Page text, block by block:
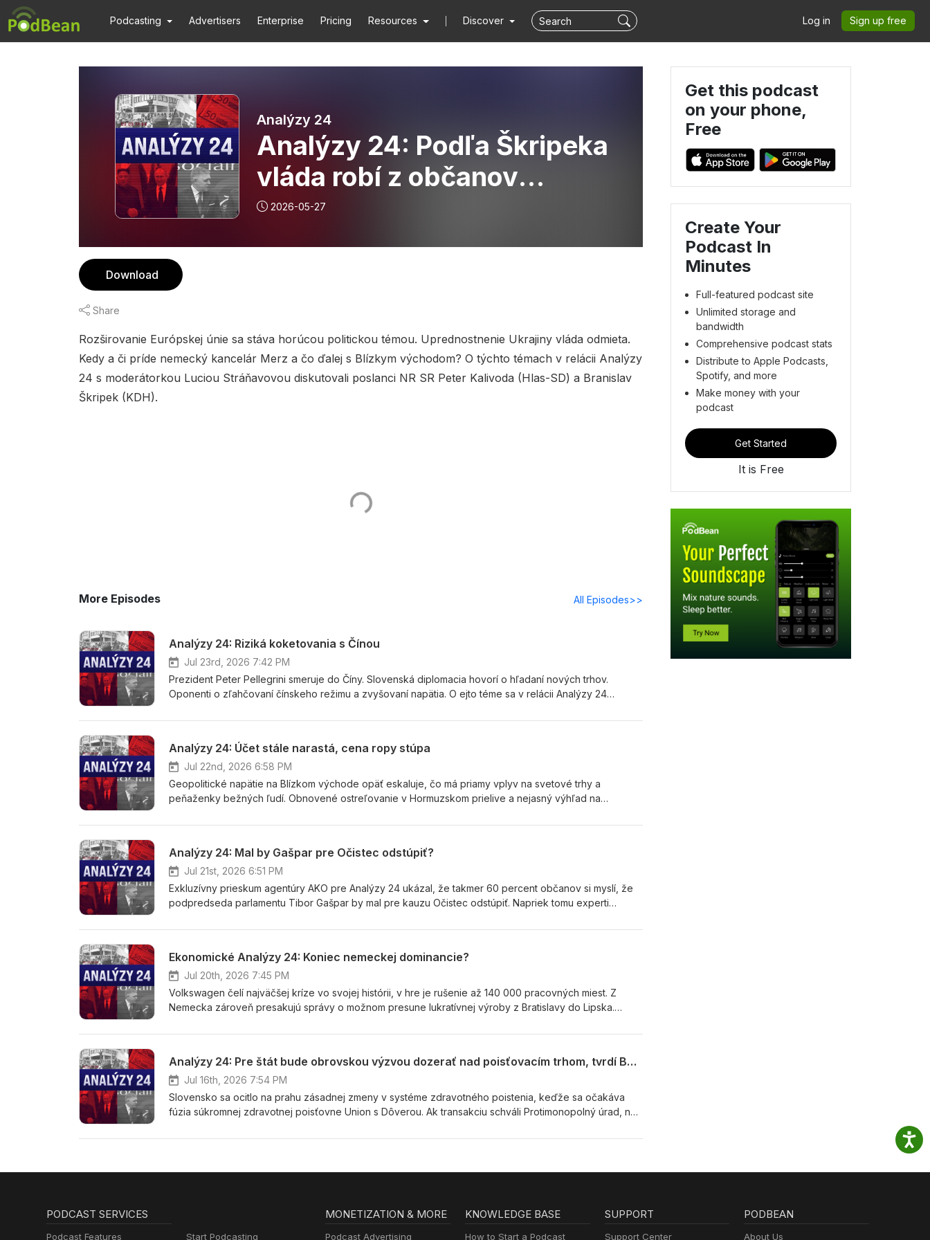
Podcasting Advertisers Enterprise Pricing Resources Discover Log in Sign up free
Analýzy 24
Analýzy 24: Podľa Škripeka
vláda robí z občanov
”bankomaty”
2026-05-27
Download
Share
Rozširovanie Európskej únie sa stáva horúcou politickou témou. Uprednostnenie Ukrajiny vláda odmieta.
Kedy a či príde nemecký kancelár Merz a čo ďalej s Blízkym východom? O týchto témach v relácii Analýzy
24 s moderátorkou Luciou Stráňavovou diskutovali poslanci NR SR Peter Kalivoda (Hlas-SD) a Branislav
Škripek (KDH).
More Episodes All Episodes>>
Analýzy 24: Riziká koketovania s Čínou
Jul 23rd, 2026 7:42 PM
Prezident Peter Pellegrini smeruje do Číny. Slovenská diplomacia hovorí o hľadaní nových trhov.
Oponenti o zľahčovaní čínskeho režimu a zvyšovaní napätia. O ejto téme sa v relácii Analýzy 24
Kubišom a riaditeľom Centra ázijsko-pacifických štúdií Janom Železným.
Analýzy 24: Účet stále narastá, cena ropy stúpa
Jul 22nd, 2026 6:58 PM
Geopolitické napätie na Blízkom východe opäť eskaluje, čo má priamy vplyv na svetové trhy a
peňaženky bežných ľudí. Obnovené ostreľovanie v Hormuzskom prielive a nejasný výhľad na
Do relácie Analýzy 24 s moderátorkou Luciou Stráňavovou prijali pozvanie Juraj Kríž (odborník na
Analýzy 24: Mal by Gašpar pre Očistec odstúpiť?
Jul 21st, 2026 6:51 PM
Exkluzívny prieskum agentúry AKO pre Analýzy 24 ukázal, že takmer 60 percent občanov si myslí, že
podpredseda parlamentu Tibor Gašpar by mal pre kauzu Očistec odstúpiť. Napriek tomu experti
ovplyvnený viacerými faktormi. v relácii Analýzy 24 sa rozprávala moderátorka Lucia Stráňavová s
Ekonomické Analýzy 24: Koniec nemeckej dominancie?
Jul 20th, 2026 7:45 PM
Volkswagen čelí najväčšej kríze vo svojej histórii, v hre je rušenie až 140 000 pracovných miest. Z
Nemecka zároveň presakujú správy o možnom presune lukratívnej výroby z Bratislavy do Lipska.
Analýzy 24 o aktuálnych problémoch v automobilovom priemysle diskutoval moderátor Lukáš Dzivý s
Banky Stanislavom Pánisom.
Analýzy 24: Pre štát bude obrovskou výzvou dozerať nad poisťovacím trhom, tvrdí Baláž
Jul 16th, 2026 7:54 PM
Slovensko sa ocitlo na prahu zásadnej zmeny v systéme zdravotného poistenia, keďže sa očakáva
fúzia súkromnej zdravotnej poisťovne Union s Dôverou. Ak transakciu schváli Protimonopolný úrad, na
ale aj ďalších témach zo zdravotníctva sa v relácii Analýzy 24 rozprávala moderátorka Lucia Stráňavová
Get this podcast
on your phone,
Free
Create Your
Podcast In
Minutes
Full-featured podcast site
Unlimited storage and
bandwidth
Comprehensive podcast stats
Distribute to Apple Podcasts,
Spotify, and more
Make money with your
podcast
Get Started
It is Free
PODCAST SERVICES
Podcast Features Start Podcasting
MONETIZATION & MORE
Podcast Advertising
KNOWLEDGE BASE
How to Start a Podcast
SUPPORT
Support Center
PODBEAN
About Us